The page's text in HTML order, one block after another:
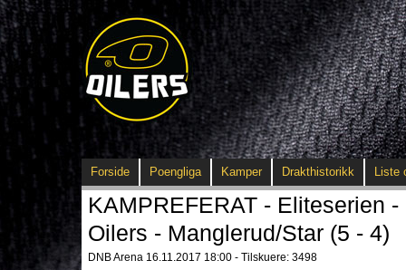
Forside Poengliga Kamper Drakthistorikk Liste
KAMPREFERAT - Eliteserien -
Oilers - Manglerud/Star (5 - 4)
DNB Arena 16.11.2017 18:00 - Tilskuere: 3498